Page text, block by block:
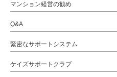
マンション経営の勧め
Q&A
緊密なサポートシステム
ケイズサポートクラブ